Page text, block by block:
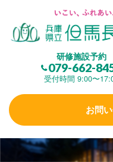
研修施設予約
079-662-
受付時間 9:00〜
お問
但馬長寿の郷とは
(研修施設)
楽しむ